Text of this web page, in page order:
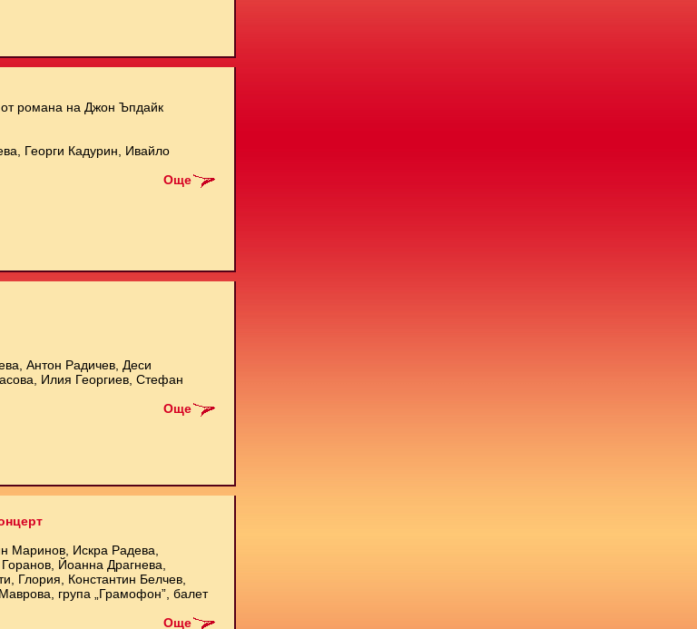
романа на Джон Ъпдайк
Георги Кадурин, Ивайло
Още
Антон Радичев, Деси
Илия Георгиев, Стефан
Още
Маринов, Искра Радева,
Йоанна Драгнева,
Глория, Константин Белчев,
група „Грамофон”, балет
Още